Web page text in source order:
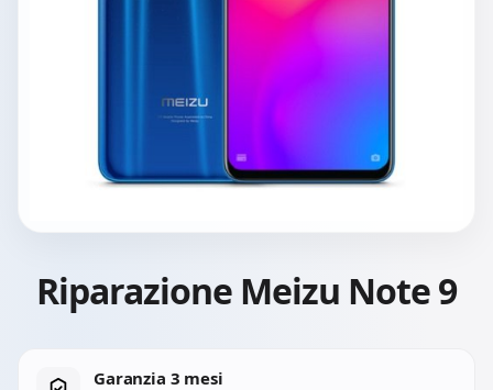
Riparazione Meizu Note 9
Garanzia 3 mesi